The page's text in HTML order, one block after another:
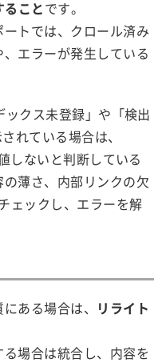
ることです。
ートでは、クロール済み
エラーが発生している
クス未登録」や「検出
れている場合は、
しないと判断している
薄さ、内部リンクの欠
ェックし、エラーを解
ある場合は、
リライト
場合は統合し、内容を